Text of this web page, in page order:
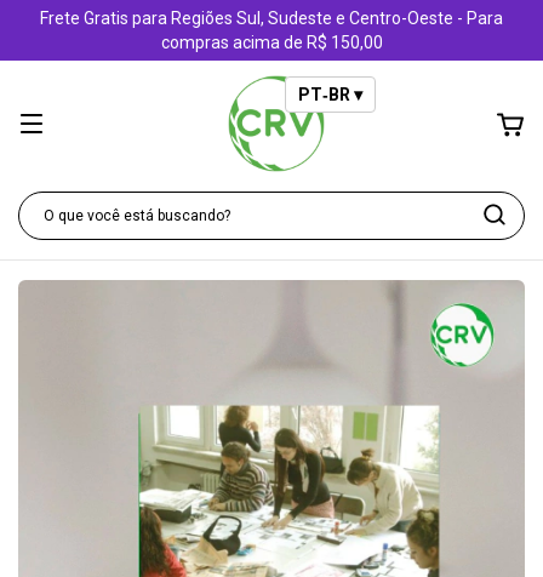
Frete Gratis para Regiões Sul, Sudeste e Centro-Oeste - Para
compras acima de R$ 150,00
PT‑BR ▾